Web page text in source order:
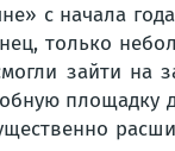
с начала
только
зайти на